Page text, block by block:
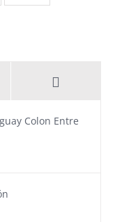
Colon Entre